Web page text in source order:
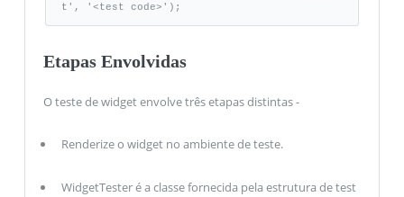
t', '<test code>');
Etapas Envolvidas
O teste de widget envolve três etapas distintas -
Renderize o widget no ambiente de teste.
WidgetTester é a classe fornecida pela estrutura de test